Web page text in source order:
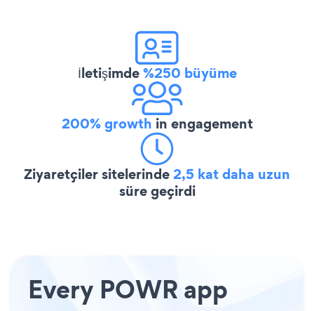
İletişimde%250 büyüme
200% growth in engagement
Ziyaretçiler sitelerinde2,5 kat daha uzun
süre geçirdi
Every POWR app